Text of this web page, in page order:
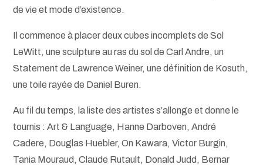
de vie et mode d’existence.
Il commence à placer deux cubes incomplets de Sol
LeWitt, une sculpture au ras du sol de Carl Andre, un
Statement de Lawrence Weiner, une définition de Kosuth,
une toile rayée de Daniel Buren.
Au fil du temps, la liste des artistes s’allonge et donne le
tournis : Art & Language, Hanne Darboven, André
Cadere, Douglas Huebler, On Kawara, Victor Burgin,
Tania Mouraud, Claude Rutault, Donald Judd, Bernar